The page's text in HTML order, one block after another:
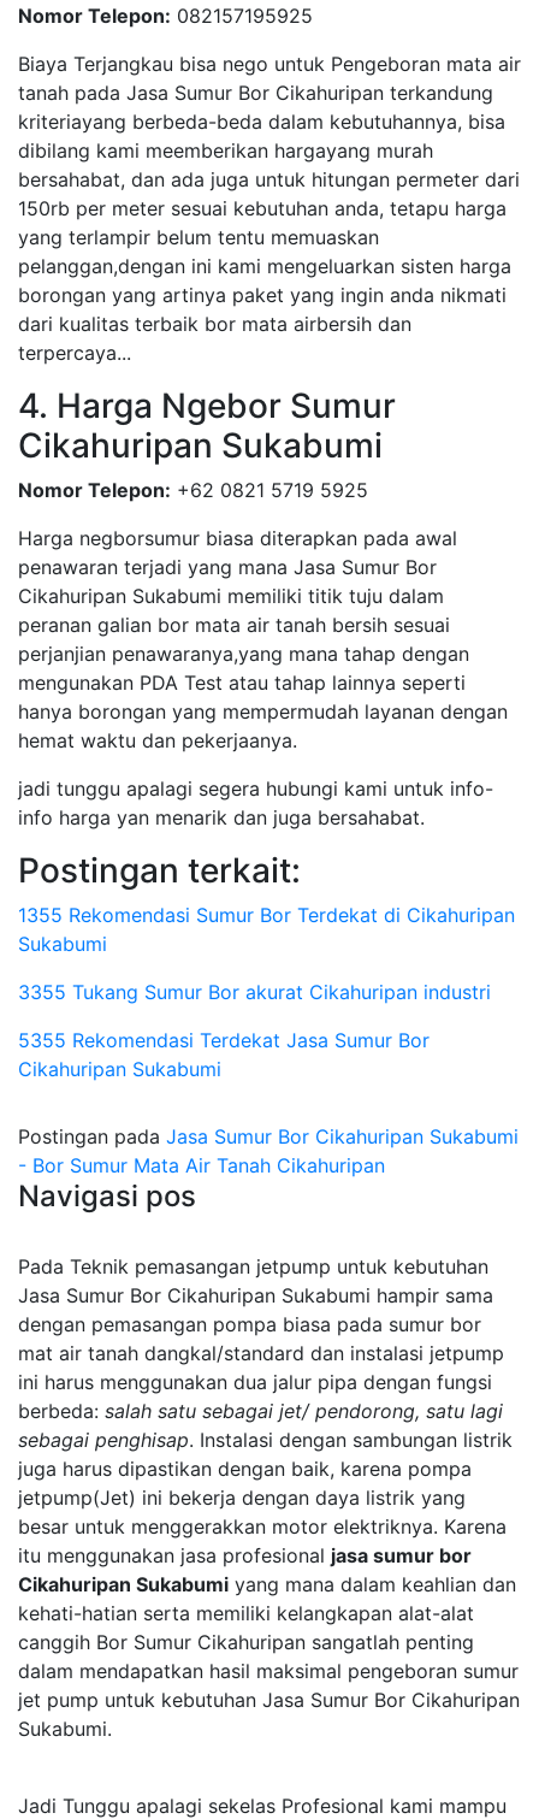
Nomor Telepon: 082157195925
Biaya Terjangkau bisa nego untuk Pengeboran mata air
tanah pada Jasa Sumur Bor Cikahuripan terkandung
kriteriayang berbeda-beda dalam kebutuhannya, bisa
dibilang kami meemberikan hargayang murah
bersahabat, dan ada juga untuk hitungan permeter dari
150rb per meter sesuai kebutuhan anda, tetapu harga
yang terlampir belum tentu memuaskan
pelanggan,dengan ini kami mengeluarkan sisten harga
borongan yang artinya paket yang ingin anda nikmati
dari kualitas terbaik bor mata airbersih dan
terpercaya...
4. Harga Ngebor Sumur
Cikahuripan Sukabumi
Nomor Telepon: +62 0821 5719 5925
Harga negborsumur biasa diterapkan pada awal
penawaran terjadi yang mana Jasa Sumur Bor
Cikahuripan Sukabumi memiliki titik tuju dalam
peranan galian bor mata air tanah bersih sesuai
perjanjian penawaranya,yang mana tahap dengan
mengunakan PDA Test atau tahap lainnya seperti
hanya borongan yang mempermudah layanan dengan
hemat waktu dan pekerjaanya.
jadi tunggu apalagi segera hubungi kami untuk info-
info harga yan menarik dan juga bersahabat.
Postingan terkait:
1355 Rekomendasi Sumur Bor Terdekat di Cikahuripan
Sukabumi
3355 Tukang Sumur Bor akurat Cikahuripan industri
5355 Rekomendasi Terdekat Jasa Sumur Bor
Cikahuripan Sukabumi
Postingan pada Jasa Sumur Bor Cikahuripan Sukabumi
- Bor Sumur Mata Air Tanah Cikahuripan
Navigasi pos
Pada Teknik pemasangan jetpump untuk kebutuhan
Jasa Sumur Bor Cikahuripan Sukabumi hampir sama
dengan pemasangan pompa biasa pada sumur bor
mat air tanah dangkal/standard dan instalasi jetpump
ini harus menggunakan dua jalur pipa dengan fungsi
berbeda: salah satu sebagai jet/ pendorong, satu lagi
sebagai penghisap. Instalasi dengan sambungan listrik
juga harus dipastikan dengan baik, karena pompa
jetpump(Jet) ini bekerja dengan daya listrik yang
besar untuk menggerakkan motor elektriknya. Karena
itu menggunakan jasa profesional jasa sumur bor
Cikahuripan Sukabumi yang mana dalam keahlian dan
kehati-hatian serta memiliki kelangkapan alat-alat
canggih Bor Sumur Cikahuripan sangatlah penting
dalam mendapatkan hasil maksimal pengeboran sumur
jet pump untuk kebutuhan Jasa Sumur Bor Cikahuripan
Sukabumi.
Jadi Tunggu apalagi sekelas Profesional kami mampu